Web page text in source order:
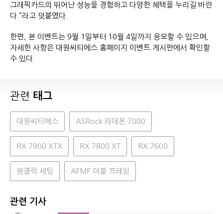
그래픽카드의 뛰어난 성능을 경험하고 다양한 혜택을 누리길 바란
다.”라고 덧붙였다.
한편, 본 이벤트는 9월 1일부터 10월 4일까지 응모할 수 있으며,
자세한 사항은 대원씨티에스 홈페이지 이벤트 게시판에서 확인할
수 있다.
관련 태그
대원씨티에스 ASRock 라데온 7000
RX 7900 XTX RX 7800 XT RX 7600
원클릭 세팅 AFMF 더블 프레임
관련 기사